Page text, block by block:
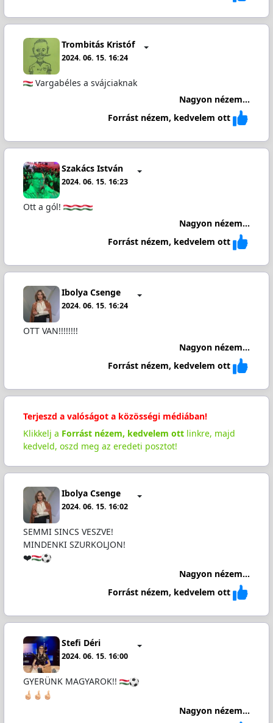
Trombitás Kristóf
2024. 06. 15. 16:24
Vargabéles a svájciaknak
Nagyon nézem...
Forrást nézem, kedvelem ott
Szakács István
2024. 06. 15. 16:23
Ott a gól!
Nagyon nézem...
Forrást nézem, kedvelem ott
Ibolya Csenge
2024. 06. 15. 16:24
OTT VAN!!!!!!!!
Nagyon nézem...
Forrást nézem, kedvelem ott
Terjeszd a valóságot a közösségi médiában!
Klikkelj a Forrást nézem, kedvelem ottlinkre, majd
kedveld, oszd meg az eredeti posztot!
Ibolya Csenge
2024. 06. 15. 16:02
SEMMI SINCS VESZVE!
MINDENKI SZURKOLJON!
❤️
Nagyon nézem...
Forrást nézem, kedvelem ott
Stefi Déri
2024. 06. 15. 16:00
GYERÜNK MAGYAROK!!
Nagyon nézem...